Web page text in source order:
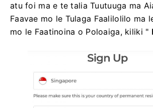
atu foi ma e te talia Tuutuuga ma
Faavae mo le Tulaga Faalilolilo ma
mo le Faatinoina o Poloaiga, kiliki "